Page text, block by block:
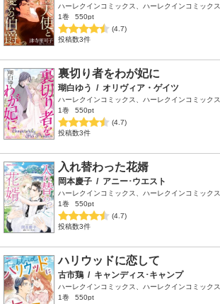
ハーレクインコミックス、ハーレクインコミックス
1巻
550pt
(4.7)
投稿数3件
裏切り者をわが妃に
瑚白ゆう / オリヴィア・ゲイツ
ハーレクインコミックス、ハーレクインコミックス
1巻
550pt
(4.7)
投稿数3件
入れ替わった花婿
岡本慶子 / アニー･ウエスト
ハーレクインコミックス、ハーレクインコミックス
1巻
550pt
(4.7)
投稿数3件
ハリウッドに恋して
古市鶏 / キャンディス･キャンプ
ハーレクインコミックス、ハーレクインコミックス
1巻
550pt